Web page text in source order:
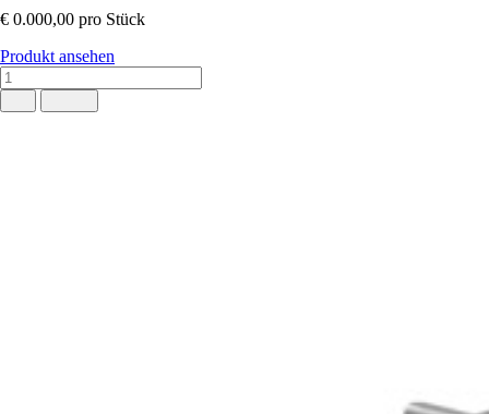
€ 0.000,00 pro Stück
Produkt ansehen